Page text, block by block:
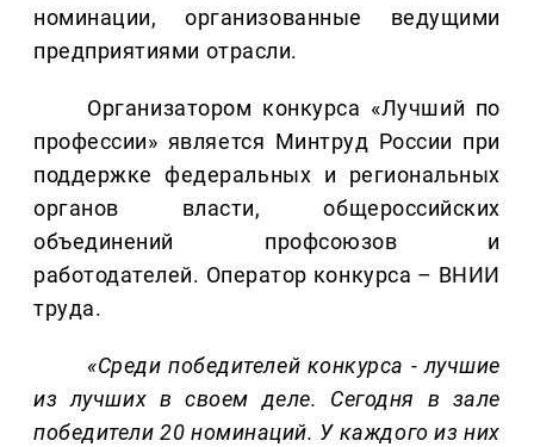
номинации, организованные ведущими
предприятиями отрасли.
Организатором конкурса «Лучший по
профессии» является Минтруд России при
поддержке федеральных и региональных
органов власти, общероссийских
объединений профсоюзов и
работодателей. Оператор конкурса – ВНИИ
труда.
«Среди победителей конкурса - лучшие
из лучших в своем деле. Сегодня в зале
победители 20 номинаций. У каждого из них